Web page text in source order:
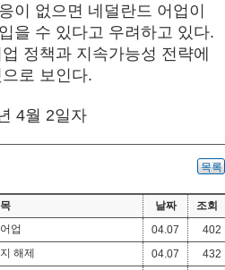
이 없으면 네덜란드 어업이
을 수 있다고 우려하고 있다.
정책과 지속가능성 전략에
로 보인다.
4월 2일자
목록
날짜
조회
업 04.07
402
해제 04.07
432